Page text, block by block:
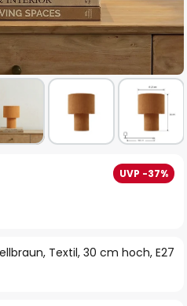
Textil, 30 cm hoch, E27
UVP -37%